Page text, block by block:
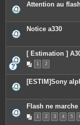
Attention au
Notice a330
[ Estimation ]
1 2
[ESTIM]Sony
Flash ne
1 2 3 4 5